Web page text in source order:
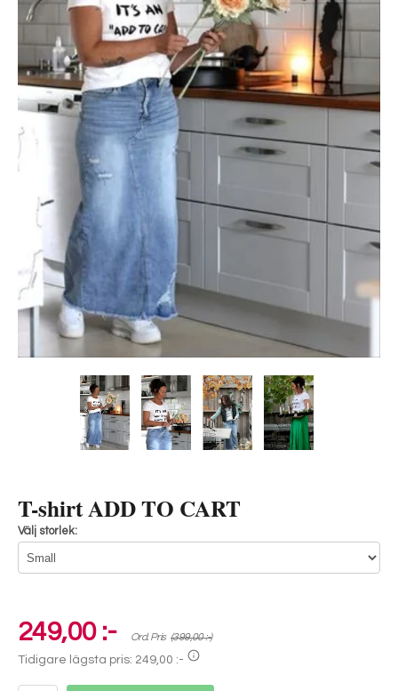
T-shirt ADD TO CART
Välj storlek:
249,00 :- Ord. Pris (399,00 :-)
Tidigare lägsta pris: 249,00 :-